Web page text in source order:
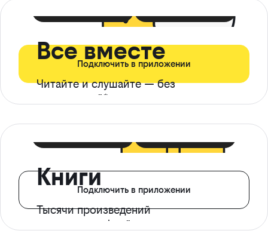
Все вместе
Читайте и слушайте — без
ограничений*
Подключить в приложении
Книги
Тысячи произведений
с доступом офлайн
Подключить в приложении